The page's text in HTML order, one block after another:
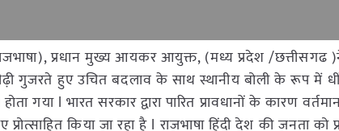
प्रधान मुख्य आयकर आयुक्त, (मध्य प्रदेश /छत्तीसगढ
गुजरते हुए उचित बदलाव के साथ स्थानीय बोली के रूप में
गया l भारत सरकार द्वारा पारित प्रावधानों के कारण
किया जा रहा है l राजभाषा हिंदी देश की जनता